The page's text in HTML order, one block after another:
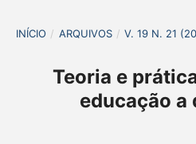
INÍCIO / ARQUIVOS / V. 19 N. 21
Teoria e
educação a